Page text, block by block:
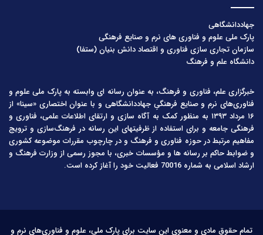
جهاددانشگاهی
پارک ملی علوم و فناوری های نرم و صنایع فرهنگی
سازمان تجاری سازی فناوری و اقتصاد دانش بنیان (ستفا)
دانشگاه علم و فرهنگ
خبرگزاری علم، فناوری و فرهنگ، به عنوان رسانه ای وابسته به پارک ملی علوم و
فناوری‌های نرم و صنایع فرهنگیِ جهاددانشگاهی و با عنوان اختصاری «سینا» از
۱۶ مرداد ۱۳۹۳ به منظور کمک به آگاه سازی و ارتقای اطلاعات علمی، فناوری و
فرهنگی جامعه و برای استفاده از ظرفیتهای این رسانه در فرهنگ‌سازی و ترویج
مفاهیم مرتبط در حوزه فناوری و فرهنگ و در چارچوب مقررات موضوعه کشوری
و ضوابط حاکم بر رسانه ها و مؤسسات خبری، با مجوز رسمی از وزارت فرهنگ و
ارشاد اسلامی به شماره 70016 فعالیت خود را آغاز کرده است.
تمام حقوق مادی و معنوی این سایت برای پارک ملی، علوم و فناوری‌های نرم و